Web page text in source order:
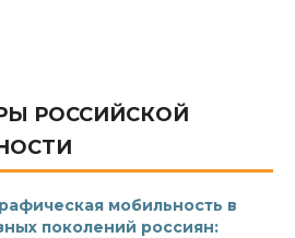
РОССИЙСКОЙ
мобильность в
поколений россиян: